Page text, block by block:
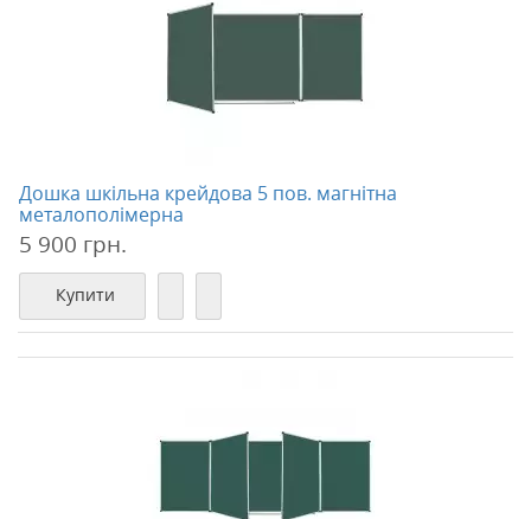
Дошка шкільна крейдова 5 пов. магнітна
металополімерна
5 900 грн.
Купити